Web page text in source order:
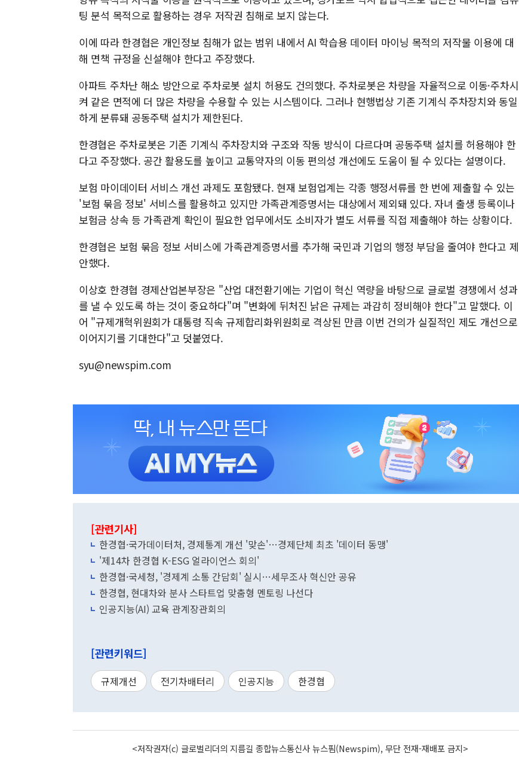
팅 분석 목적으로 활용하는 경우 저작권 침해로 보지 않는다.
이에 따라 한경협은 개인정보 침해가 없는 범위 내에서 AI 학습용 데이터 마이닝 목적의 저작물 이용에 대
해 면책 규정을 신설해야 한다고 주장했다.
아파트 주차난 해소 방안으로 주차로봇 설치 허용도 건의했다. 주차로봇은 차량을 자율적으로 이동·주차시
켜 같은 면적에 더 많은 차량을 수용할 수 있는 시스템이다. 그러나 현행법상 기존 기계식 주차장치와 동일
하게 분류돼 공동주택 설치가 제한된다.
한경협은 주차로봇은 기존 기계식 주차장치와 구조와 작동 방식이 다르다며 공동주택 설치를 허용해야 한
다고 주장했다. 공간 활용도를 높이고 교통약자의 이동 편의성 개선에도 도움이 될 수 있다는 설명이다.
보험 마이데이터 서비스 개선 과제도 포함됐다. 현재 보험업계는 각종 행정서류를 한 번에 제출할 수 있는
'보험 묶음 정보' 서비스를 활용하고 있지만 가족관계증명서는 대상에서 제외돼 있다. 자녀 출생 등록이나
보험금 상속 등 가족관계 확인이 필요한 업무에서도 소비자가 별도 서류를 직접 제출해야 하는 상황이다.
한경협은 보험 묶음 정보 서비스에 가족관계증명서를 추가해 국민과 기업의 행정 부담을 줄여야 한다고 제
안했다.
이상호 한경협 경제산업본부장은 "산업 대전환기에는 기업이 혁신 역량을 바탕으로 글로벌 경쟁에서 성과
를 낼 수 있도록 하는 것이 중요하다"며 "변화에 뒤처진 낡은 규제는 과감히 정비해야 한다"고 말했다. 이
어 "규제개혁위원회가 대통령 직속 규제합리화위원회로 격상된 만큼 이번 건의가 실질적인 제도 개선으로
이어지기를 기대한다"고 덧붙였다.
syu@newspim.com
[관련기사]
한경협·국가데이터처, 경제통계 개선 '맞손'…경제단체 최초 '데이터 동맹'
'제14차 한경협 K-ESG 얼라이언스 회의'
한경협·국세청, '경제계 소통 간담회' 실시…세무조사 혁신안 공유
한경협, 현대차와 분사 스타트업 맞춤형 멘토링 나선다
인공지능(AI) 교육 관계장관회의
[관련키워드]
규제개선 전기차배터리 인공지능 한경협
<저작권자(c) 글로벌리더의 지름길 종합뉴스통신사 뉴스핌(Newspim), 무단 전재-재배포 금지>